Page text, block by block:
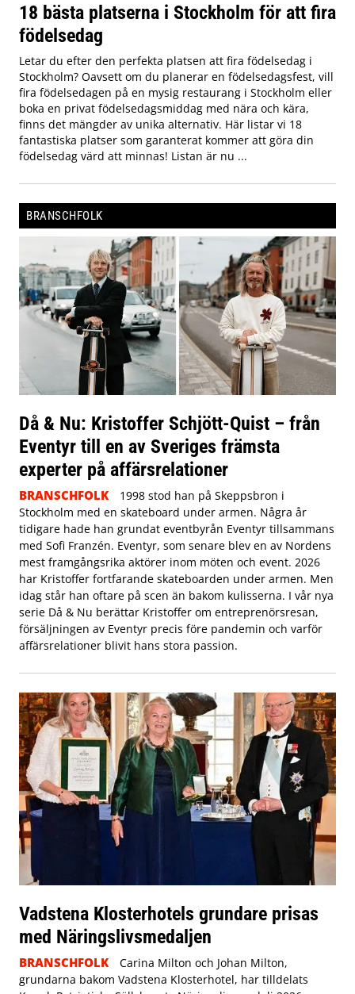
18 bästa platserna i Stockholm för att fira
födelsedag
Letar du efter den perfekta platsen att fira födelsedag i
Stockholm? Oavsett om du planerar en födelsedagsfest, vill
fira födelsedagen på en mysig restaurang i Stockholm eller
boka en privat födelsedagsmiddag med nära och kära,
finns det mängder av unika alternativ. Här listar vi 18
fantastiska platser som garanterat kommer att göra din
födelsedag värd att minnas! Listan är nu ...
BRANSCHFOLK
Då & Nu: Kristoffer Schjött-Quist – från
Eventyr till en av Sveriges främsta
experter på affärsrelationer
BRANSCHFOLK
1998 stod han på Skeppsbron i
Stockholm med en skateboard under armen. Några år
tidigare hade han grundat eventbyrån Eventyr tillsammans
med Sofi Franzén. Eventyr, som senare blev en av Nordens
mest framgångsrika aktörer inom möten och event. 2026
har Kristoffer fortfarande skateboarden under armen. Men
idag står han oftare på scen än bakom kulisserna. I vår nya
serie Då & Nu berättar Kristoffer om entreprenörsresan,
försäljningen av Eventyr precis före pandemin och varför
affärsrelationer blivit hans stora passion.
Vadstena Klosterhotels grundare prisas
med Näringslivsmedaljen
BRANSCHFOLK
Carina Milton och Johan Milton,
grundarna bakom Vadstena Klosterhotel, har tilldelats